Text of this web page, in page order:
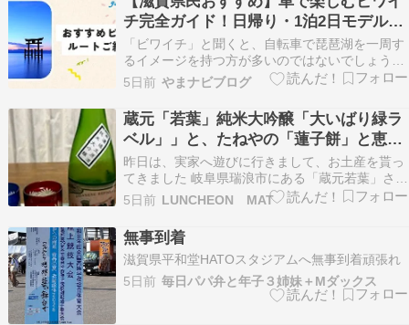
た。 今日も、全体、年齢別ＥＴＭ。 …
チ完全ガイド！日帰り・1泊2日モデルコ
ース
「ビワイチ」と聞くと、自転車で琵琶湖を一周す
るイメージを持つ方が多いのではないでしょう
か。 実は滋賀県民にとって”ビワイチ”は、自転車
だけではありません。 私が子どもの頃から、「免
許を取ったら友達と琵琶湖を一周する」というの
は、まさに定番イベント。初めてのドライブで琵
琶湖を一周…
5日前 やまナビブログ
蔵元「若葉」純米大吟醸「大いばり緑ラ
ベル」」と、たねやの「蓮子餅」と恵那
寿やの和菓子色々
昨日は、実家へ遊びに行きまして、お土産を貰っ
てきました 岐阜県瑞浪市にある「蔵元若葉」さん
の、純米大吟醸「大いばり緑ラベル」です 若葉
大いばり緑ラベル （純米大吟醸 無濾過生原酒）
720ml | 地酒「若葉」 powered by
BASEjizakewakaba.offi…
5日前 LUNCHEON MAT
無事到着
滋賀県平和堂HATOスタジアムへ無事到着頑張れ
5日前 毎日パパ弁と年子３姉妹＋Mダックス